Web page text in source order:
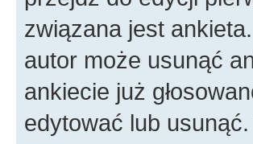
związana jest
autor może usunąć
ankiecie już
edytować lub